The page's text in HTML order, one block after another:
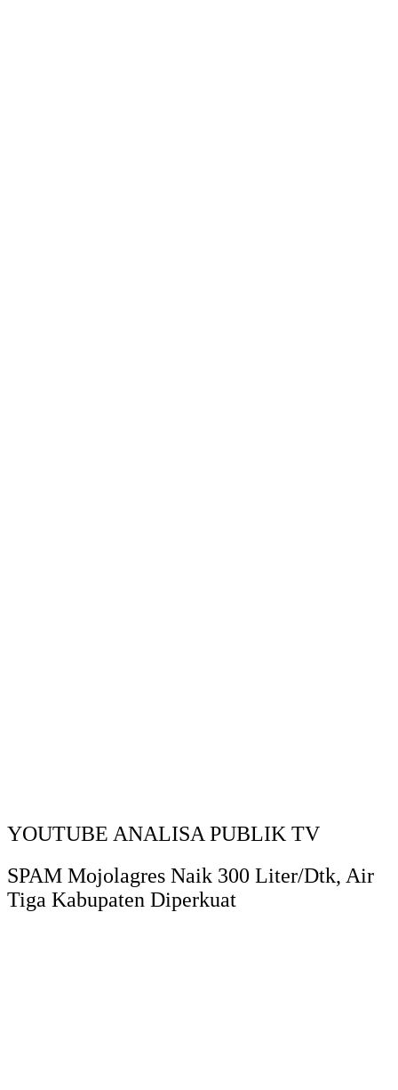
YOUTUBE ANALISA PUBLIK TV
SPAM Mojolagres Naik 300 Liter/Dtk, Air
Tiga Kabupaten Diperkuat